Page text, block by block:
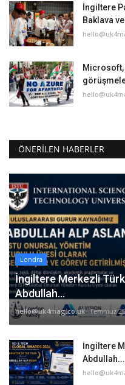
Dilim
English Turkish
İngiltere
Baklava
ÖNERILEN HABERLER
Londra
İngiltere Merkezli
Abdullah...
hello@uk4mag.co.uk Temmuz
İngiltere
Abdullah...